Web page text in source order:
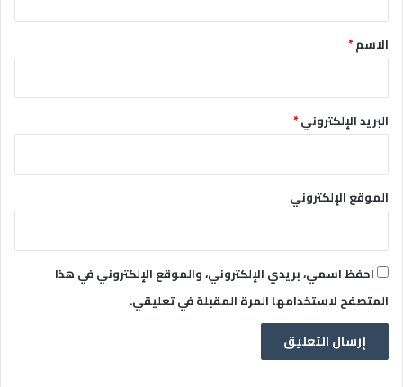
*الاسم*
البريد الإلكتروني*
الموقع الإلكتروني
احفظ اسمي، بريدي الإلكتروني، والموقع الإلكتروني في هذا
المتصفح لاستخدامها المرة المقبلة في تعليقي.